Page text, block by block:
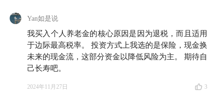
Yan如是说
我买入个人养老金的核心原因是因为退税，而且适用
于边际最高税率。 投资方式上我选的是保险，现金换
未来的现金流，这部分资金以降低风险为主。 期待自
己长寿吧。
2024年11月27日 3